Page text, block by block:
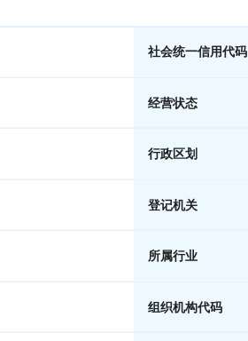
社会统一信用代码
经营状态
行政区划
登记机关
所属行业
组织机构代码